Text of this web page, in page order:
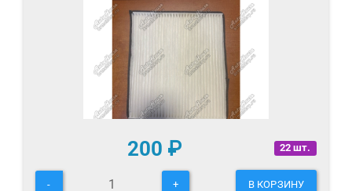
22 шт.
200 ₽
- + В КОРЗИНУ